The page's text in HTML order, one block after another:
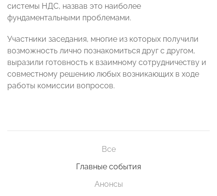
системы НДС, назвав это наиболее
фундаментальными проблемами.
Участники заседания, многие из которых получили
возможность лично познакомиться друг с другом,
выразили готовность к взаимному сотрудничеству и
совместному решению любых возникающих в ходе
работы комиссии вопросов.
Все
Главные события
Анонсы